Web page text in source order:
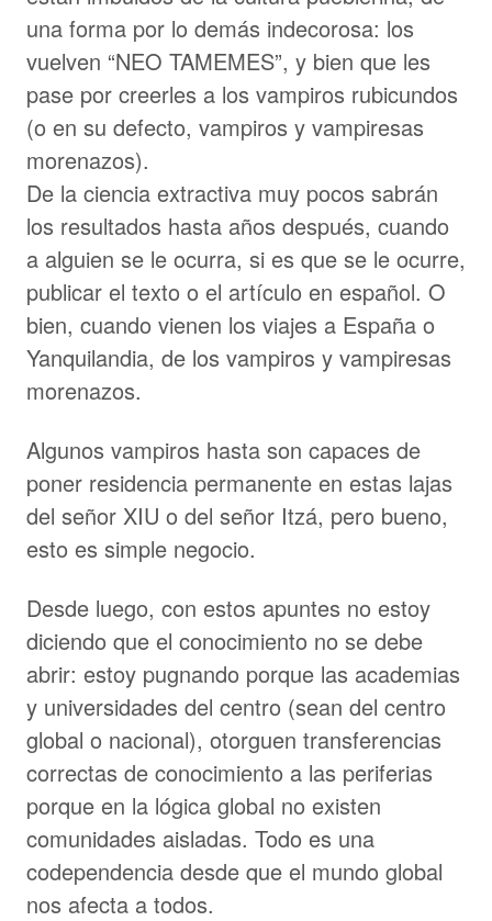
una forma por lo demás indecorosa: los
vuelven “NEO TAMEMES”, y bien que les
pase por creerles a los vampiros rubicundos
(o en su defecto, vampiros y vampiresas
morenazos).
De la ciencia extractiva muy pocos sabrán
los resultados hasta años después, cuando
a alguien se le ocurra, si es que se le ocurre,
publicar el texto o el artículo en español. O
bien, cuando vienen los viajes a España o
Yanquilandia, de los vampiros y vampiresas
morenazos.
Algunos vampiros hasta son capaces de
poner residencia permanente en estas lajas
del señor XIU o del señor Itzá, pero bueno,
esto es simple negocio.
Desde luego, con estos apuntes no estoy
diciendo que el conocimiento no se debe
abrir: estoy pugnando porque las academias
y universidades del centro (sean del centro
global o nacional), otorguen transferencias
correctas de conocimiento a las periferias
porque en la lógica global no existen
comunidades aisladas. Todo es una
codependencia desde que el mundo global
nos afecta a todos.